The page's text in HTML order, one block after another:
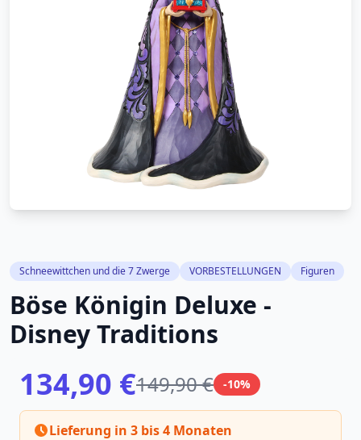
Schneewittchen und die 7 Zwerge VORBESTELLUNGEN Figuren
Böse Königin Deluxe -
Disney Traditions
134,90 €149,90 € -10%
Lieferung in 3 bis 4 Monaten